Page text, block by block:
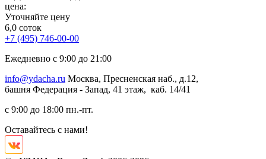
цена:
Уточняйте цену
6,0 соток
+7 (495) 746-00-00
Ежедневно с 9:00 до 21:00
info@ydacha.ru Москва, Пресненская наб., д.12,
башня Федерация - Запад, 41 этаж, каб. 14/41
с 9:00 до 18:00 пн.-пт.
Оставайтесь с нами!